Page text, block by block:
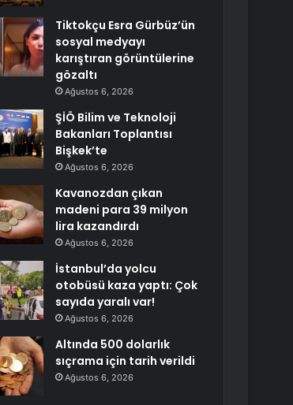
Tiktokçu Esra Gürbüz’ün
sosyal medyayı
karıştıran görüntülerine
gözaltı
Ağustos 6, 2026
ŞİÖ Bilim ve Teknoloji
Bakanları Toplantısı
Bişkek’te
Ağustos 6, 2026
Kavanozdan çıkan
madeni para 39 milyon
lira kazandırdı
Ağustos 6, 2026
İstanbul’da yolcu
otobüsü kaza yaptı: Çok
sayıda yaralı var!
Ağustos 6, 2026
Altında 500 dolarlık
sıçrama için tarih verildi
Ağustos 6, 2026